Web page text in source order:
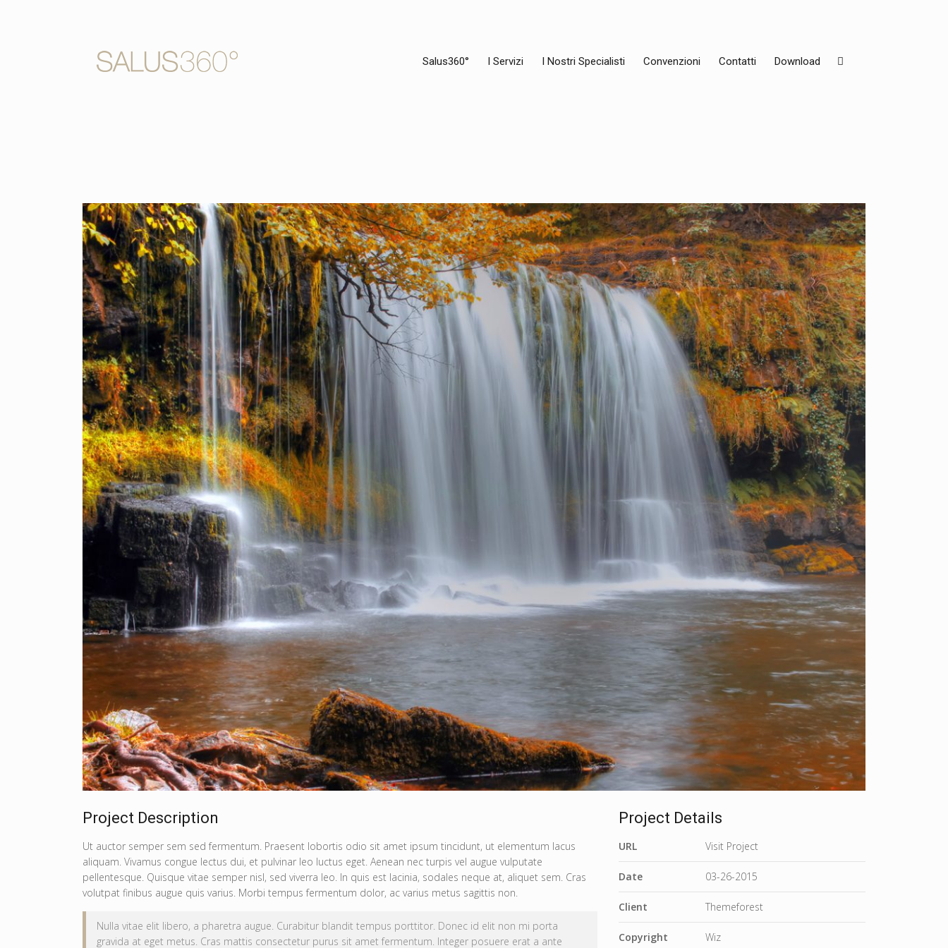
Salus360° I Servizi I Nostri Specialisti Convenzioni Contatti Download
Project Description
Ut auctor semper sem sed fermentum. Praesent lobortis odio sit amet ipsum tincidunt, ut elementum lacus
aliquam. Vivamus congue lectus dui, et pulvinar leo luctus eget. Aenean nec turpis vel augue vulputate
pellentesque. Quisque vitae semper nisl, sed viverra leo. In quis est lacinia, sodales neque at, aliquet sem. Cras
volutpat finibus augue quis varius. Morbi tempus fermentum dolor, ac varius metus sagittis non.
Nulla vitae elit libero, a pharetra augue. Curabitur blandit tempus porttitor. Donec id elit non mi porta
gravida at eget metus. Cras mattis consectetur purus sit amet fermentum. Integer posuere erat a ante
Project Details
URL Visit Project
Date 03-26-2015
Client Themeforest
Copyright Wiz